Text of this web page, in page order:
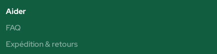
Aider
FAQ
Expédition & retours